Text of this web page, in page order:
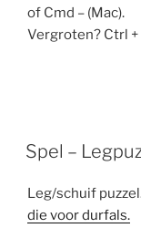
of Cmd – (Mac).
Vergroten? Ctrl +
Spel –
Leg/schuif
die voor durfals.